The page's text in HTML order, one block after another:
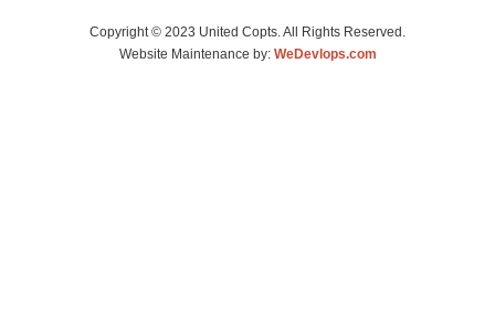
Copyright © 2023 United Copts. All Rights Reserved.
Website Maintenance by: WeDevlops.com